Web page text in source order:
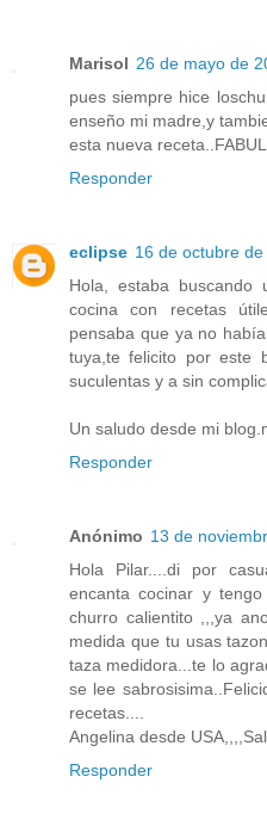
Marisol 26 de mayo de
pues siempre hice
enseño mi madre,y
esta nueva
Responder
eclipse 16 de octubre
Hola, estaba buscando
cocina con recetas
pensaba que ya no
tuya,te felicito por este
suculentas y a sin
Un saludo desde mi
Responder
Anónimo 13 de
Hola Pilar....di por
encanta cocinar y
churro calientito ,,,ya
medida que tu usas
taza medidora...te lo
se lee
recetas....
Angelina desde
Responder